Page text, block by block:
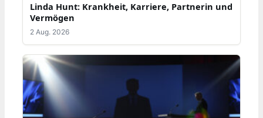
Linda Hunt: Krankheit, Karriere, Partnerin und
Vermögen
2 Aug. 2026